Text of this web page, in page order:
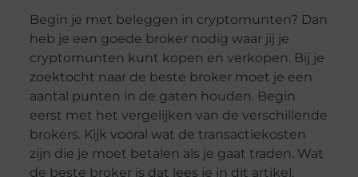
Begin je met beleggen in cryptomunten? Dan
heb je een goede broker nodig waar jij je
cryptomunten kunt kopen en verkopen. Bij je
zoektocht naar de beste broker moet je een
aantal punten in de gaten houden. Begin
eerst met het vergelijken van de verschillende
brokers. Kijk vooral wat de transactiekosten
zijn die je moet betalen als je gaat traden. Wat
de beste broker is dat lees je in dit artikel.